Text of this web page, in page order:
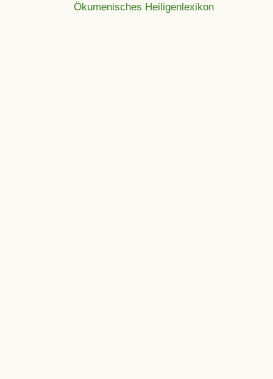
Ökumenisches Heiligenlexikon